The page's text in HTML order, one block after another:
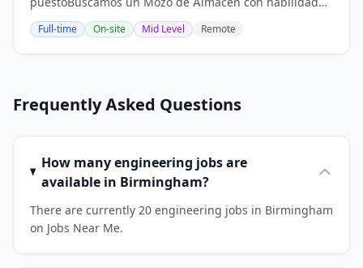
de mantenimiento para incorporarse a nuestro equipo.
Buscamos una persona responsable, organizada y...
Full-time On-site Mid Level Remote
Frequently Asked Questions
How many engineering jobs are
available in Birmingham?
There are currently 20 engineering jobs in Birmingham
on Jobs Near Me.